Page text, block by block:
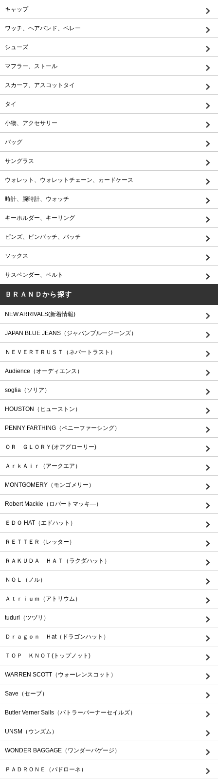
キャップ
ワッチ、ヘアバンド、ベレー
シューズ
マフラー、ストール
スカーフ、アスコットタイ
タイ
小物、アクセサリー
バッグ
サングラス
ウォレット、ウォレットチェーン、カードケース
時計、腕時計、ウォッチ
キーホルダー、キーリング
ピンズ、ピンバッチ、バッチ
ソックス
サスペンダー、ベルト
ＢＲＡＮＤから探す
NEW ARRIVALS(新着情報)
JAPAN BLUE JEANS（ジャパンブルージーンズ）
ＮＥＶＥＲＴＲＵＳＴ（ネバートラスト）
Audience（オーディエンス）
soglia（ソリア）
HOUSTON（ヒューストン）
PENNY FARTHING（ペニーファーシング）
ＯＲ ＧＬＯＲＹ(オアグローリー)
ＡｒｋＡｉｒ（アークエア）
MONTGOMERY（モンゴメリー）
Robert Mackie（ロバートマッキ―）
ＥＤＯ HAT（エドハット）
ＲＥＴＴＥＲ（レッター）
ＲＡＫＵＤＡ ＨＡＴ（ラクダハット）
ＮＯＬ（ノル）
Ａｔｒｉｕｍ（アトリウム）
tuduri（ツヅリ）
Ｄｒａｇｏｎ Ｈat（ドラゴンハット）
ＴＯＰ ＫＮＯＴ(トップノット)
WARREN SCOTT（ウォーレンスコット）
Save（セーブ）
Butler Verner Sails（バトラーバーナーセイルズ）
UNSM（ウンズム）
WONDER BAGGAGE（ワンダーバゲージ）
ＰＡＤＲＯＮＥ（パドローネ）